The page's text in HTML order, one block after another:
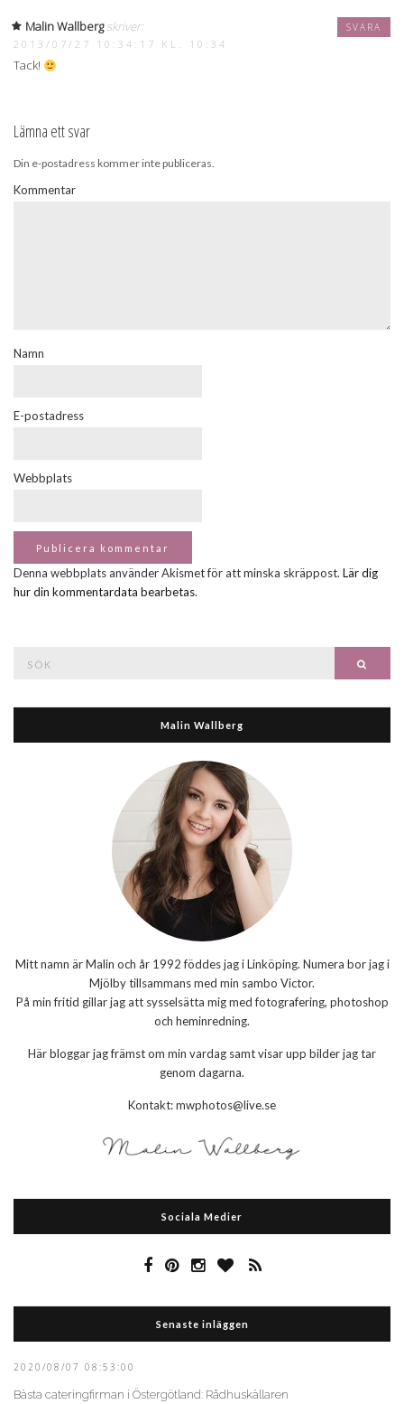
Malin Wallberg skriver:
2013/07/27 10:34:17 KL. 10:34
Tack!
SVARA
Lämna ett svar
Din e-postadress kommer inte publiceras.
Kommentar
Namn
E-postadress
Webbplats
Denna webbplats använder Akismet för att minska skräppost. Lär dig
hur din kommentardata bearbetas.
Malin Wallberg
Mitt namn är Malin och år 1992 föddes jag i Linköping. Numera bor jag i
Mjölby tillsammans med min sambo Victor.
På min fritid gillar jag att sysselsätta mig med fotografering, photoshop
och heminredning.
Här bloggar jag främst om min vardag samt visar upp bilder jag tar
genom dagarna.
Kontakt: mwphotos@live.se
Sociala Medier
Senaste inläggen
2020/08/07 08:53:00
Bästa cateringfirman i Östergötland: Rådhuskällaren